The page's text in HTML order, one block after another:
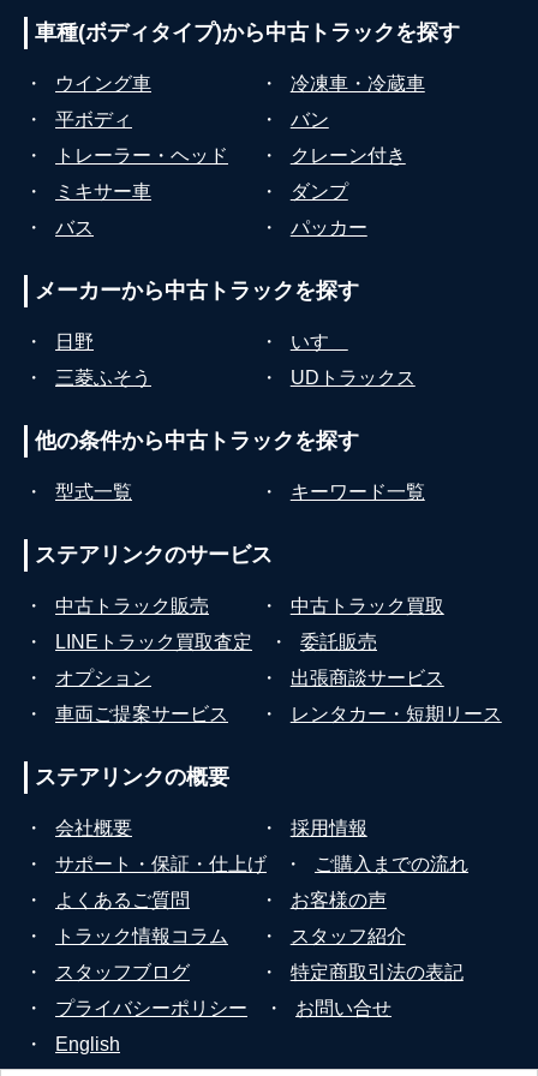
車種(ボディタイプ)から中古トラックを探す
・ ウイング車 ・
冷凍車・冷蔵車
・
平ボディ ・
バン
・
トレーラー・ヘッド ・
クレーン付き
・
ミキサー車 ・
ダンプ
・
バス ・ パッカー
メーカーから中古トラックを探す
・ 日野 ・
いすゞ
・
三菱ふそう ・ UDトラックス
他の条件から中古トラックを探す
・ 型式一覧 ・ キーワード一覧
ステアリンクのサービス
・ 中古トラック販売 ・
中古トラック買取
・
LINEトラック買取査定 ・
委託販売
・
オプション ・
出張商談サービス
・
車両ご提案サービス ・ レンタカー・短期リース
ステアリンクの概要
・ 会社概要 ・
採用情報
・
サポート・保証・仕上げ ・
ご購入までの流れ
・
よくあるご質問 ・
お客様の声
・
トラック情報コラム ・
スタッフ紹介
・
スタッフブログ ・
特定商取引法の表記
・
プライバシーポリシー ・
お問い合せ
・
English